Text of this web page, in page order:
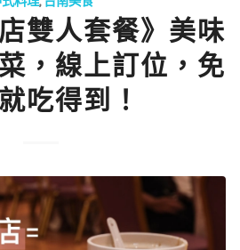
雙人套餐》美味
，線上訂位，免
吃得到！